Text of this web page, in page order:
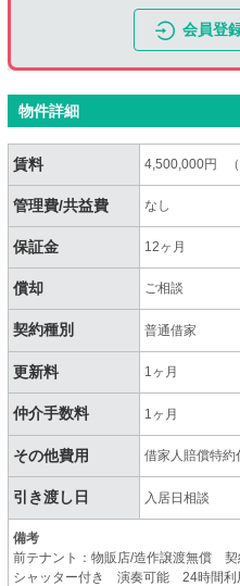
会員登
物件詳細
賃料 4,500,000円 （
管理費/共益費 なし
保証金 12ヶ月
償却 ご相談
契約種別 普通借家
更新料 1ヶ月
仲介手数料 1ヶ月
その他費用 借家人賠償特
引き渡し日 入居日相談
備考
前テナント：物販店/造作譲渡無償 契
シャッター付き 演奏可能 24時間利